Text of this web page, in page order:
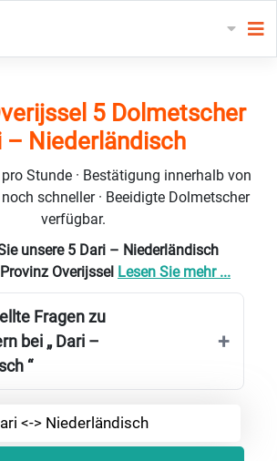
5 Dolmetscher
– Niederländisch
Stunde · Bestätigung innerhalb von
schneller · Beeidigte Dolmetscher
verfügbar.
unsere 5 Dari – Niederländisch
Overijssel Lesen Sie mehr ...
Fragen zu
bei „ Dari –
“
<-> Niederländisch